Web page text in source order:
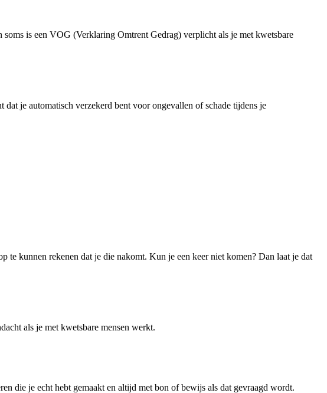
is een VOG (Verklaring Omtrent Gedrag) verplicht als je met kwetsbare
je automatisch verzekerd bent voor ongevallen of schade tijdens je
kunnen rekenen dat je die nakomt. Kun je een keer niet komen? Dan laat je dat
als je met kwetsbare mensen werkt.
die je echt hebt gemaakt en altijd met bon of bewijs als dat gevraagd wordt.